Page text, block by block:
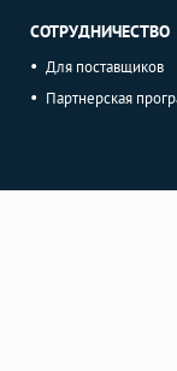
СОТРУДНИЧЕСТВО
Для поставщиков
Партнерская